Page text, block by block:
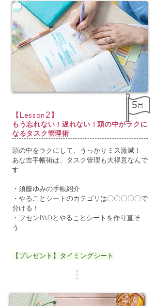
5 月
【 Lesson2 】
もう忘れない！遅れない！頭の中がラクに
なるタスク管理術
頭の中をラクにして、うっかりミス激減！
あな吉手帳術は、タスク管理も大得意なんで
す
・須藤ゆみの手帳紹介
・やることシートのカテゴリは〇〇〇〇〇で
分ける！
・フセンPADとやることシートを作り直そ
う
【プレゼント】タイミングシート